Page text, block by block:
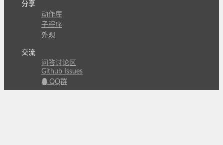
分享
动作库
子程序
外观
交流
问答讨论区
Github Issues
QQ群